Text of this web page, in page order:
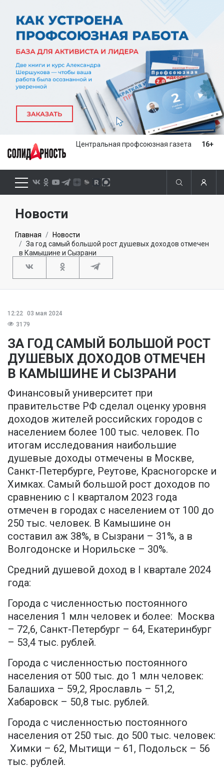
Центральная профсоюзная газета 16+
Новости
Главная
Новости
За год самый большой рост душевых доходов отмечен
в Камышине и Сызрани
12:22 03 мая 2024
3179
ЗА ГОД САМЫЙ БОЛЬШОЙ РОСТ
ДУШЕВЫХ ДОХОДОВ ОТМЕЧЕН
В КАМЫШИНЕ И СЫЗРАНИ
Финансовый университет при
правительстве РФ сделал оценку уровня
доходов жителей российских городов с
населением более 100 тыс. человек. По
итогам исследования наибольшие
душевые доходы отмечены в Москве,
Санкт-Петербурге, Реутове, Красногорске и
Химках. Самый большой рост доходов по
сравнению с I кварталом 2023 года
отмечен в городах с населением от 100 до
250 тыс. человек. В Камышине он
составил аж 38%, в Сызрани – 31%, а в
Волгодонске и Норильске – 30%.
Средний душевой доход в I квартале 2024
года:
Города с численностью постоянного
населения 1 млн человек и более: Москва
– 72,6, Санкт-Петербург – 64, Екатеринбург
– 53,4 тыс. рублей.
Города с численностью постоянного
населения от 500 тыс. до 1 млн человек:
Балашиха – 59,2, Ярославль – 51,2,
Хабаровск – 50,8 тыс. рублей.
Города с численностью постоянного
населения от 250 тыс. до 500 тыс. человек:
Химки – 62, Мытищи – 61, Подольск – 56
тыс. рублей.